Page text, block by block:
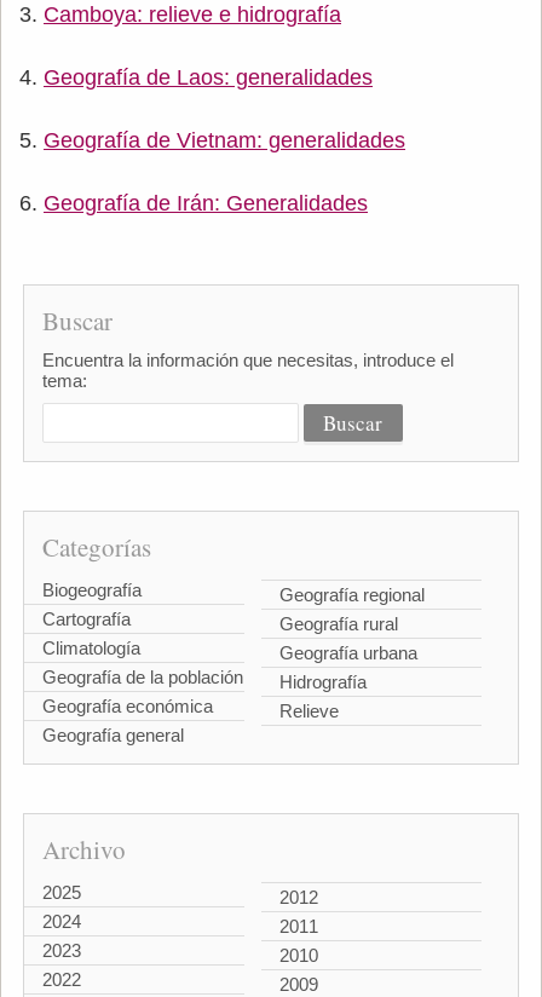
Camboya: relieve e hidrografía
Geografía de Laos: generalidades
Geografía de Vietnam: generalidades
Geografía de Irán: Generalidades
Buscar
Encuentra la información que necesitas, introduce el
tema:
Categorías
Biogeografía
Cartografía
Climatología
Geografía de la población
Geografía económica
Geografía general
Geografía regional
Geografía rural
Geografía urbana
Hidrografía
Relieve
Archivo
2025
2024
2023
2022
2012
2011
2010
2009